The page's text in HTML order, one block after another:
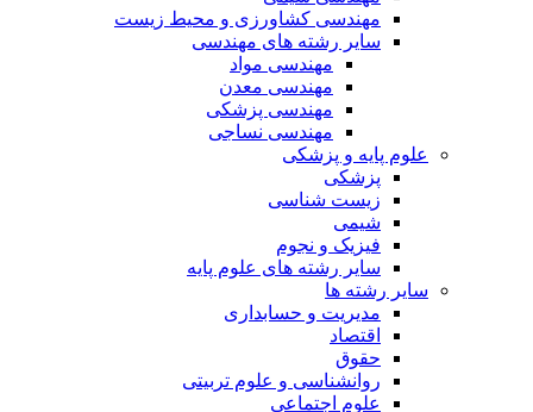
مهندسی کشاورزی و محیط زیست
سایر رشته های مهندسی
مهندسی مواد
مهندسی معدن
مهندسی پزشکی
مهندسی نساجی
علوم پایه و پزشکی
پزشکی
زیست شناسی
شیمی
فیزیک و نجوم
سایر رشته های علوم پایه
سایر رشته ها
مدیریت و حسابداری
اقتصاد
حقوق
روانشناسی و علوم تربیتی
علوم اجتماعی